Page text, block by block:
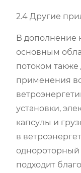
2.4 Другие
В дополнение
основным
потоком
применения во
установки,
капсулы и
в
однороторный
подходит